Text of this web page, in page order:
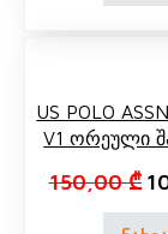
US POLO
V1 Ორეული
150,00₾